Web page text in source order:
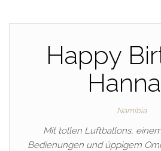
Happy
Namibia
Mit tollen Luftballons,
Bedienungen und üppigem